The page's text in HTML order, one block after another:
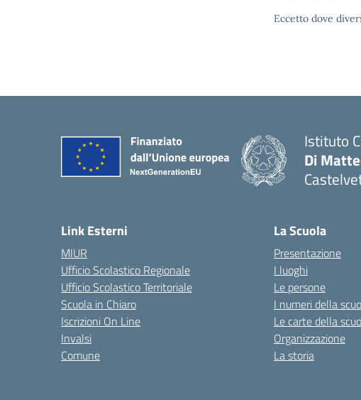
Eccetto dove
Istituto
Di
Link Esterni
MIUR
Ufficio Scolastico Regionale
Ufficio Scolastico Territoriale
Scuola in Chiaro
Iscrizioni On Line
Invalsi
Comune
La Scuola
Presentazione
I luoghi
Le persone
I numeri della
Le carte della
Organizzazione
La storia